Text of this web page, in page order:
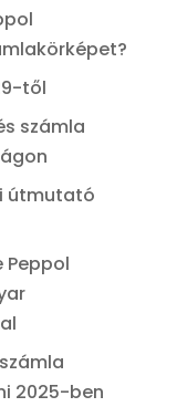
től
számla
útmutató
Peppol
2025-ben